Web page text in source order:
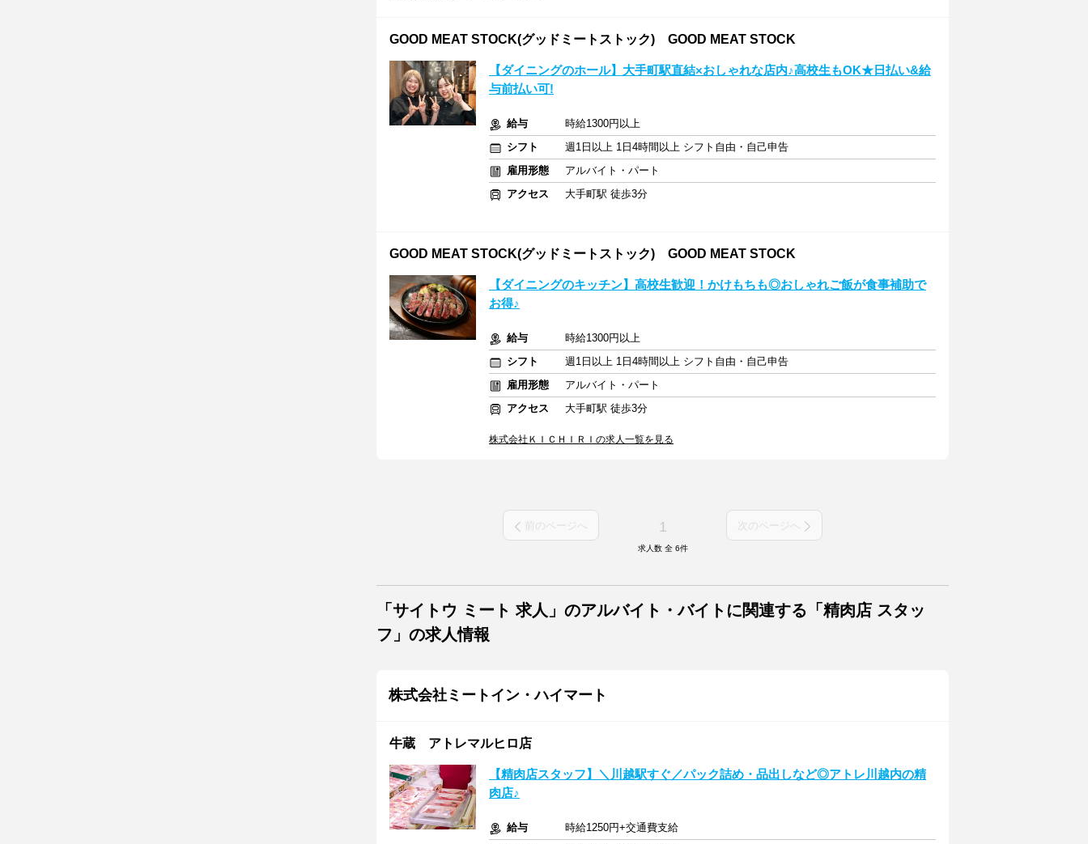
GOOD MEAT STOCK(グッドミートストック) GOOD MEAT STOCK
【ダイニングのホール】大手町駅直結×おしゃれな店内♪高校生もOK★日払い&給
与前払い可!
給与
時給1300円以上
シフト
週1日以上 1日4時間以上 シフト自由・自己申告
雇用形態
アルバイト・パート
アクセス
大手町駅 徒歩3分
GOOD MEAT STOCK(グッドミートストック) GOOD MEAT STOCK
【ダイニングのキッチン】高校生歓迎！かけもちも◎おしゃれご飯が食事補助で
お得♪
給与
時給1300円以上
シフト
週1日以上 1日4時間以上 シフト自由・自己申告
雇用形態
アルバイト・パート
アクセス
大手町駅 徒歩3分
株式会社ＫＩＣＨＩＲＩの求人一覧を見る
前のページへ 1 次のページへ
求人数 全 6件
「サイトウ ミート 求人」のアルバイト・バイトに関連する「精肉店 スタッ
フ」の求人情報
株式会社ミートイン・ハイマート
牛蔵 アトレマルヒロ店
【精肉店スタッフ】＼川越駅すぐ／パック詰め・品出しなど◎アトレ川越内の精
肉店♪
給与
時給1250円+交通費支給